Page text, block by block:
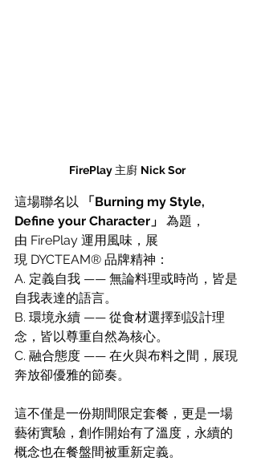
FirePlay 主廚 Nick Sor
這場聯名以
「Burning my Style,
Define your Character」
為題，
由 FirePlay 運用風味，展
現 DYCTEAM® 品牌精神：
A. 定義自我 —— 無論料理或時尚，皆是
自我表達的語言。
B. 環境永續 —— 從食材選擇到設計理
念，皆以尊重自然為核心。
C. 融合態度 —— 在火與布料之間，展現
奔放卻優雅的節奏。
這不僅是一份期間限定套餐，更是一場
藝術實驗，創作開始有了溫度，永續的
概念也在餐盤間被重新定義。